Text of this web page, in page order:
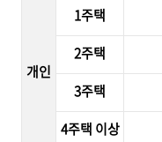
개인
1주택
2주택
3주택
4주택 이상